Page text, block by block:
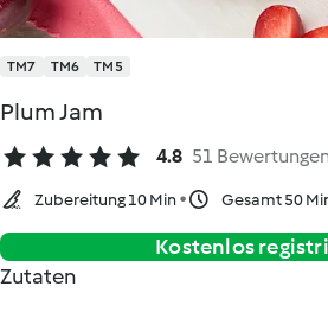
TM7 TM6 TM5
Plum Jam
4.8 51 Bewertungen
Zubereitung 10 Min Gesamt 50
Kostenlos
Zutaten